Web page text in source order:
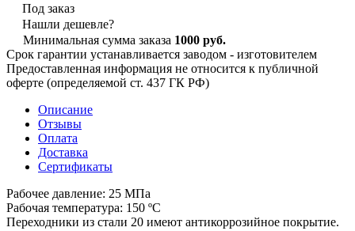
Под заказ
Нашли дешевле?
Минимальная сумма заказа 1000 руб.
Срок гарантии устанавливается заводом - изготовителем
Предоставленная информация не относится к публичной
оферте (определяемой ст. 437 ГК РФ)
Описание
Отзывы
Оплата
Доставка
Сертификаты
Рабочее давление: 25 МПа
Рабочая температура: 150 ºС
Переходники из стали 20 имеют антикоррозийное покрытие.